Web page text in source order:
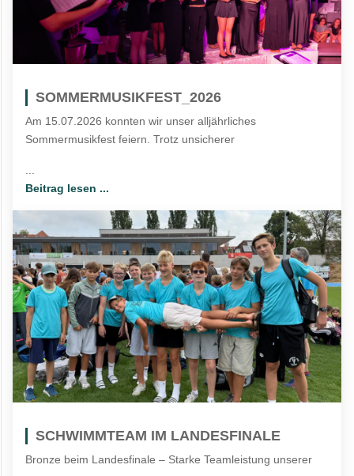
SOMMERMUSIKFEST_2026
Am 15.07.2026 konnten wir unser alljährliches
Sommermusikfest feiern. Trotz unsicherer
...
Beitrag lesen ...
SCHWIMMTEAM IM LANDESFINALE
Bronze beim Landesfinale – Starke Teamleistung unserer